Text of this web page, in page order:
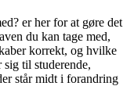
er her for at gøre det
du kan tage med,
korrekt, og hvilke
sig til studerende,
står midt i forandring